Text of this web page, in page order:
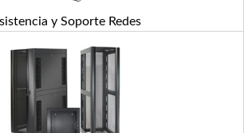
y Soporte Redes